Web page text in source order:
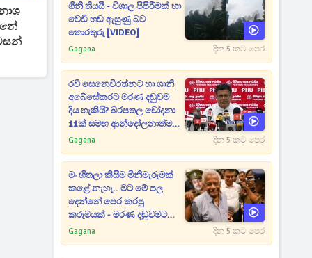
ගිනි තියයි - විශාල පිපිරීමක් හා
වෙඩි හඬ ඇසුණු බව
තොරතුරු [VIDEO]
Gagana දින 5 කට පෙර
රවී සෙනෙවිරත්නට හා ශානි
අබේසේකරට මරණ දඬුවම
දිය හැකියි? බරපතල චෝදනා
11ක් සමඟ ආන්දෝලනාත්මක
ප්‍රකාශයක් [VIDEO]
Gagana දින 5 කට පෙර
මං හිතලා කිසිම මිනිමැරුමක්
කළේ නැහැ.. මට මේ පල
දෙන්නේ පෙර කරපු
කරුමයක් - මරණ දඬුවමට
කළින් කට ඇරපු පූජිත් හඬා
Gagana දින 5 කට පෙර